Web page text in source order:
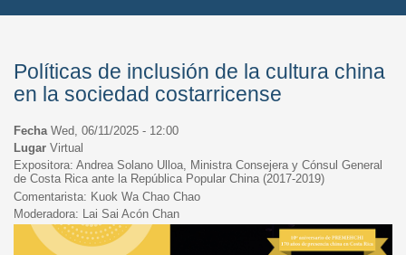
Políticas de inclusión de la cultura china
en la sociedad costarricense
Fecha Wed, 06/11/2025 - 12:00
Lugar Virtual
Expositora: Andrea Solano Ulloa, Ministra Consejera y Cónsul General
de Costa Rica ante la República Popular China (2017-2019)
Comentarista: Kuok Wa Chao Chao
Moderadora: Lai Sai Acón Chan